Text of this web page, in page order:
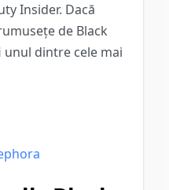
Insider. Dacă
de Black
unul dintre cele mai